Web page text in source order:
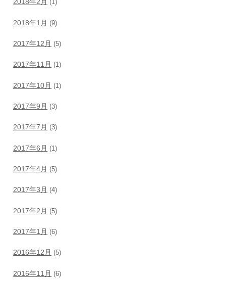
2018年2月 (1)
2018年1月 (9)
2017年12月 (5)
2017年11月 (1)
2017年10月 (1)
2017年9月 (3)
2017年7月 (3)
2017年6月 (1)
2017年4月 (5)
2017年3月 (4)
2017年2月 (5)
2017年1月 (6)
2016年12月 (5)
2016年11月 (6)